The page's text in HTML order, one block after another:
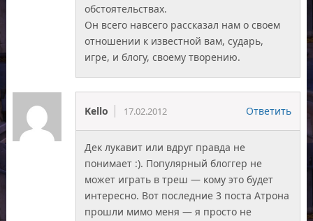
обстоятельствах.
Он всего навсего рассказал нам о своем
отношении к известной вам, сударь,
игре, и блогу, своему творению.
Kello 17.02.2012 Ответить
Дек лукавит или вдруг правда не
понимает :). Популярный блоггер не
может играть в треш — кому это будет
интересно. Вот последние 3 поста Атрона
прошли мимо меня — я просто не